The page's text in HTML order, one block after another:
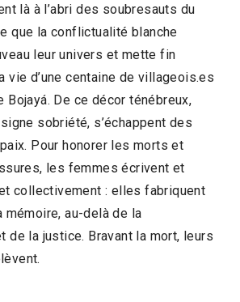
là à l’abri des soubresauts du
que la conflictualité blanche
leur univers et mette fin
vie d’une centaine de villageois.es
Bojayá. De ce décor ténébreux,
sobriété, s’échappent des
Pour honorer les morts et
les femmes écrivent et
collectivement : elles fabriquent
au-delà de la
de la justice. Bravant la mort, leurs